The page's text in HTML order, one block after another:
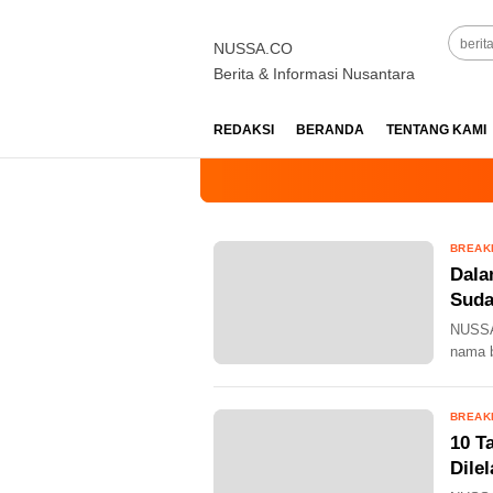
NUSSA.CO
Berita & Informasi Nusantara
REDAKSI BERANDA TENTANG KAMI
nama
10